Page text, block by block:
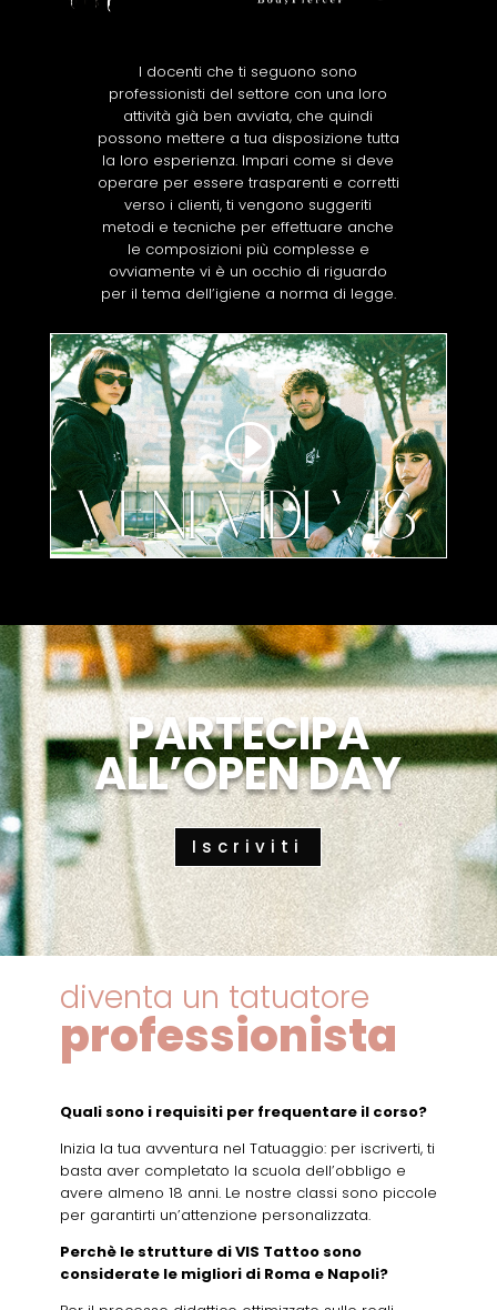
I docenti che ti seguono sono
professionisti del settore con una loro
attività già ben avviata, che quindi
possono mettere a tua disposizione tutta
la loro esperienza. Impari come si deve
operare per essere trasparenti e corretti
verso i clienti, ti vengono suggeriti
metodi e tecniche per effettuare anche
le composizioni più complesse e
ovviamente vi è un occhio di riguardo
per il tema dell’igiene a norma di legge.
PARTECIPA
ALL’OPEN DAY
Iscriviti
diventa un tatuatore
professionista
Quali sono i requisiti per frequentare il corso?
Inizia la tua avventura nel Tatuaggio: per iscriverti, ti
basta aver completato la scuola dell’obbligo e
avere almeno 18 anni. Le nostre classi sono piccole
per garantirti un’attenzione personalizzata.
Perchè le strutture di VIS Tattoo sono
considerate le migliori di Roma e Napoli?